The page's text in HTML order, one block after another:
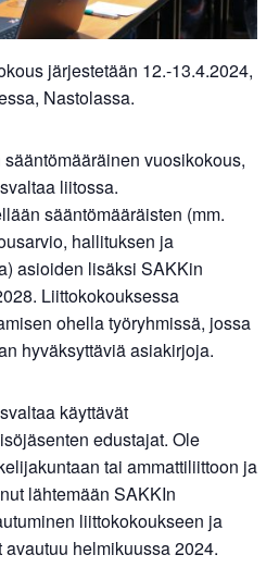
järjestetään 12.-13.4.2024,
Nastolassa.
vuosikokous,
liitossa.
sääntömääräisten (mm.
hallituksen ja
asioiden lisäksi SAKKin
Liittokokouksessa
ohella työryhmissä, jossa
hyväksyttäviä asiakirjoja.
käyttävät
edustajat. Ole
tai ammattiliittoon ja
lähtemään SAKKIn
liittokokoukseen ja
helmikuussa 2024.